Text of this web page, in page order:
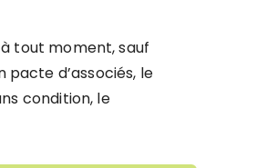
tout moment, sauf
d’associés, le
condition, le